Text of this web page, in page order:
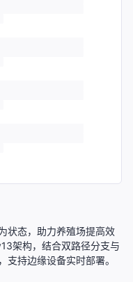
状态，助力养殖场提高效
架构，结合双路径分支与
持边缘设备实时部署。